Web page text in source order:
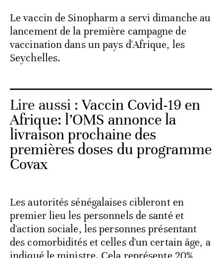
Le vaccin de Sinopharm a servi dimanche au
lancement de la première campagne de
vaccination dans un pays d'Afrique, les
Seychelles.
Lire aussi :Vaccin Covid-19 en
Afrique: l’OMS annonce la
livraison prochaine des
premières doses du programme
Covax
Les autorités sénégalaises cibleront en
premier lieu les personnels de santé et
d'action sociale, les personnes présentant
des comorbidités et celles d'un certain âge, a